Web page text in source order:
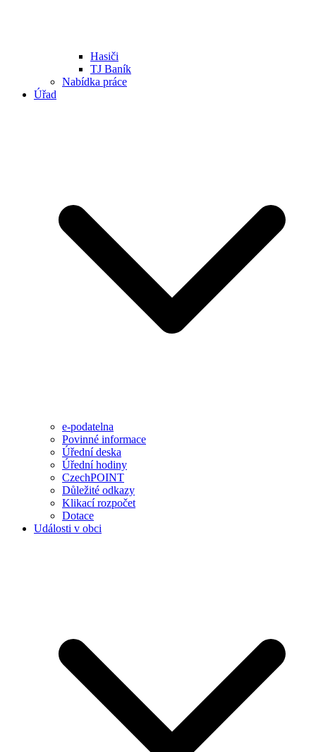
Hasiči
TJ Baník
Nabídka práce
Úřad
e-podatelna
Povinné informace
Úřední deska
Úřední hodiny
CzechPOINT
Důležité odkazy
Klikací rozpočet
Dotace
Události v obci